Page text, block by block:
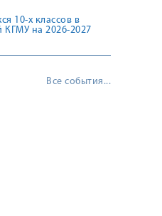
10-х классов в
КГМУ на 2026-2027
Все события...